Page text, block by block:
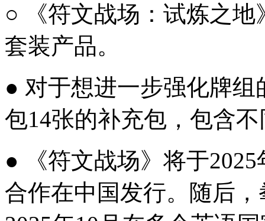
○ 《符文战场：试炼之
套装产品。
● 对于想进一步强化牌
包14张的补充包，包含
● 《符文战场》将于
合作在中国发行。随后，